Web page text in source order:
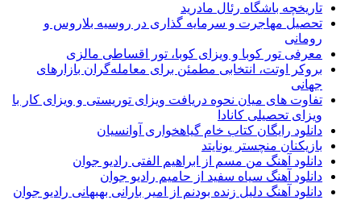
تاریخچه باشگاه رئال مادرید
تحصیل مهاجرت و سرمایه گذاری در روسیه بلاروس و
رومانی
معرفی تور کوبا و ویزای کوبا، تور اقساطی مالزی
بروکر اوتت، انتخابی مطمئن برای معامله‌گران بازارهای
جهانی
تفاوت های میان نحوه دریافت ویزای توریستی و ویزای کار با
ویزای تحصیلی کانادا
دانلود رایگان کتاب خام گیاهخواری آوانسیان
بازیکنان منچستر یونایتد
دانلود آهنگ من مسم از ابراهیم الفتی رادیو جوان
دانلود آهنگ سیاه سفید از حامیم رادیو جوان
دانلود آهنگ دلیل زنده بودنم از امیر بارانی بهبهانی رادیو جوان